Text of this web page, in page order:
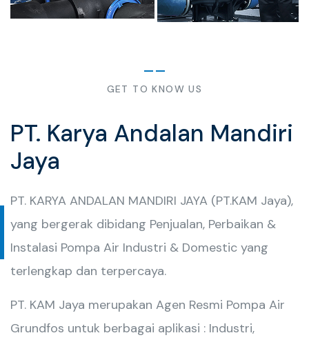
GET TO KNOW US
PT. Karya Andalan Mandiri
Jaya
PT. KARYA ANDALAN MANDIRI JAYA (PT.KAM Jaya),
yang bergerak dibidang Penjualan, Perbaikan &
Instalasi Pompa Air Industri & Domestic yang
terlengkap dan terpercaya.
PT. KAM Jaya merupakan Agen Resmi Pompa Air
Grundfos untuk berbagai aplikasi : Industri,